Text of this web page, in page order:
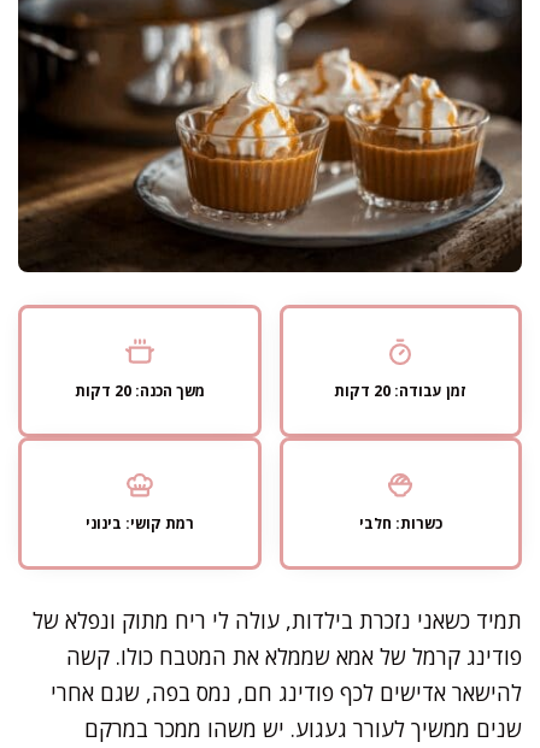
זמן עבודה: 20 דקות משך הכנה: 20 דקות
כשרות: חלבי רמת קושי: בינוני
תמיד כשאני נזכרת בילדות, עולה לי ריח מתוק ונפלא של
פודינג קרמל של אמא שממלא את המטבח כולו. קשה
להישאר אדישים לכף פודינג חם, נמס בפה, שגם אחרי
שנים ממשיך לעורר געגוע. יש משהו ממכר במרקם